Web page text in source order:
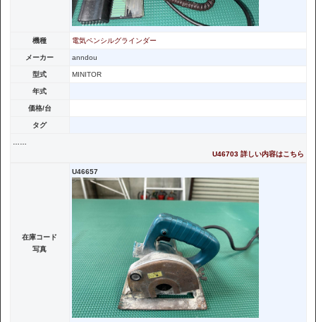
機種 電気ペンシルグラインダー
メーカー anndou
型式 MINITOR
年式
価格/台
タグ
U46703 詳しい内容はこちら
在庫コード
写真
U46657